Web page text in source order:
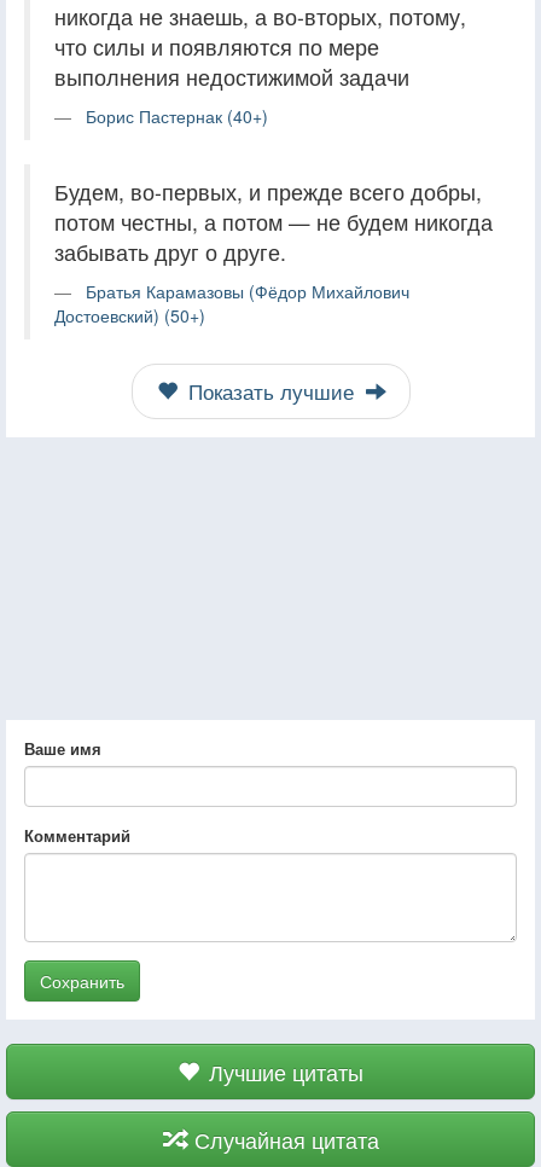
никогда не знаешь, а во-вторых, потому,
что силы и появляются по мере
выполнения недостижимой задачи
Борис Пастернак (40+)
Будем, во-первых, и прежде всего добры,
потом честны, а потом — не будем никогда
забывать друг о друге.
Братья Карамазовы (Фёдор Михайлович
Достоевский) (50+)
Показать лучшие
Ваше имя
Комментарий
Сохранить
Лучшие цитаты
Случайная цитата